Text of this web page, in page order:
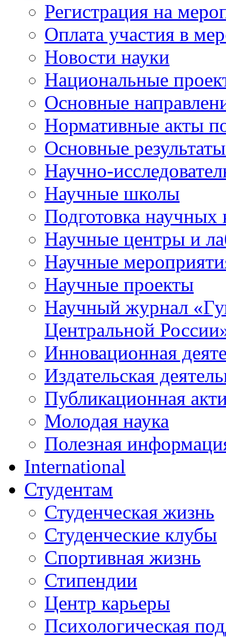
Регистрация на
Оплата участия в
Новости науки
Национальные
Основные
Нормативные акты
Основные
Научно-
Научные школы
Подготовка научных
Научные центры и
Научные
Научные проекты
Научный журнал «
Центральной
Инновационная
Издательская
Публикационная
Молодая наука
Полезная
International
Студентам
Студенческая жизнь
Студенческие клубы
Спортивная жизнь
Стипендии
Центр карьеры
Психологическая